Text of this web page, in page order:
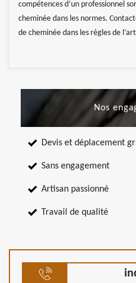
compétences d’un professionnel
cheminée dans les normes.
de cheminée dans les règles de
Nos
Devis et déplacement
Sans engagement
Artisan passionné
Travail de qualité